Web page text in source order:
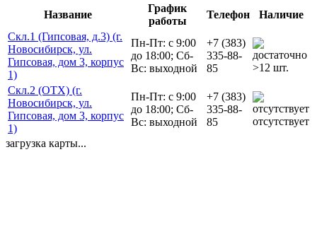
Название
График
работы
Телефон
Наличие
Скл.1 (Гипсовая, д.3) (г.
Новосибирск, ул.
Гипсовая, дом 3, корпус
1)
Пн-Пт: с 9:00
до 18:00; Сб-
Вс: выходной
+7 (383)
335-88-
85
>12 шт.
Скл.2 (ОТХ) (г.
Новосибирск, ул.
Гипсовая, дом 3, корпус
1)
Пн-Пт: с 9:00
до 18:00; Сб-
Вс: выходной
+7 (383)
335-88-
85
отсутствует
загрузка карты...